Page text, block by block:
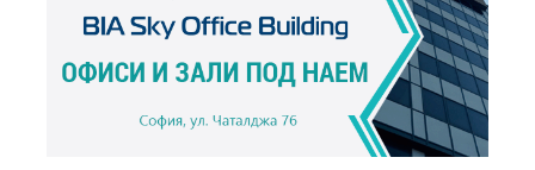
Новини, 11.12.2006
"2006 г. през погледа на бизнеса"
+
Новини, 19.12.2005
"2005 г. през погледа на бизнеса"